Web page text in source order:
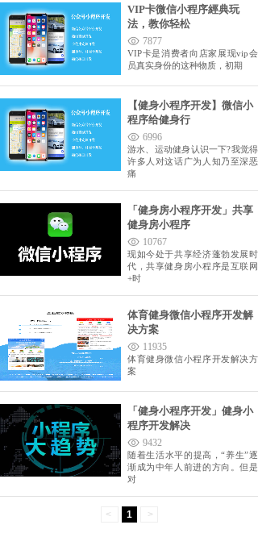
VIP卡微信小程序經典玩
法，教你轻松
7877
VIP卡是消费者向店家展现vip会
员真实身份的这种物质，初期
【健身小程序开发】微信小
程序给健身行
6996
游水、运动健身认识一下?我觉得
许多人对这话广为人知乃至深恶
痛
「健身房小程序开发」共享
健身房小程序
10767
现如今处于共享经济蓬勃发展时
代，共享健身房小程序是互联网
+时
体育健身微信小程序开发解
决方案
11935
体育健身微信小程序开发解决方
案
「健身小程序开发」健身小
程序开发解决
9432
随着生活水平的提高，“养生”逐
渐成为中年人前进的方向。但是
对
< 1 >